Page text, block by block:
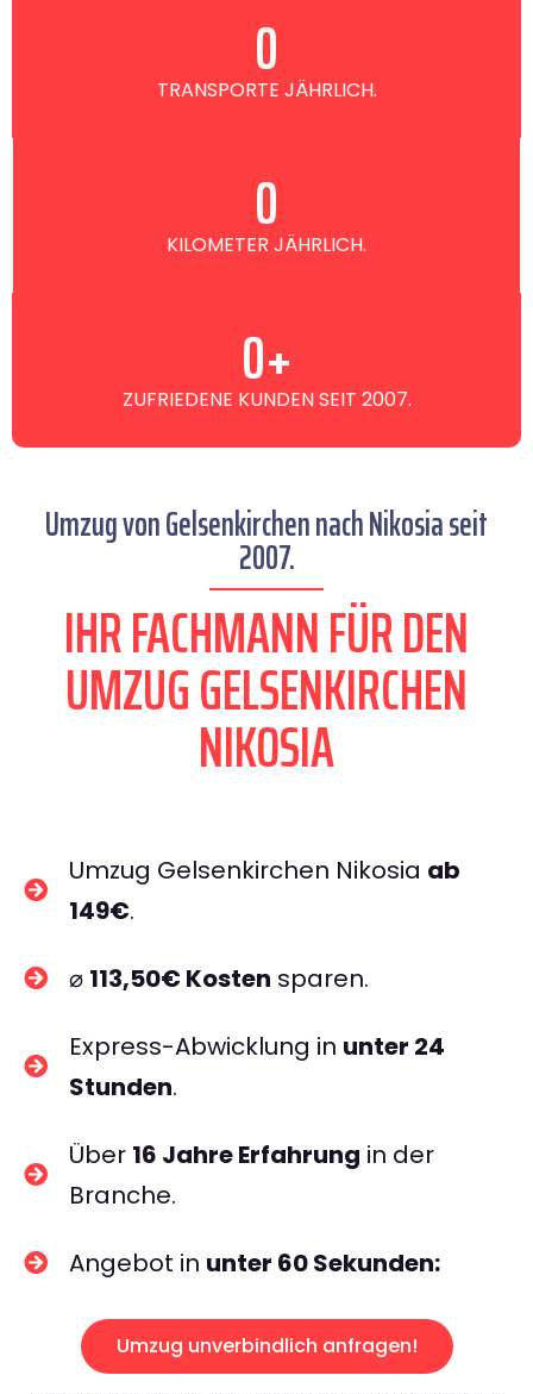
TRANSPORTE JÄHRLICH.
0
KILOMETER JÄHRLICH.
0
ZUFRIEDENE KUNDEN SEIT 2007.
0+
Umzug von Gelsenkirchen nach Nikosia seit
2007.
IHR FACHMANN FÜR DEN
UMZUG GELSENKIRCHEN
NIKOSIA
Umzug Gelsenkirchen Nikosia ab
149€.
⌀ 113,50€ Kosten sparen.
Express-Abwicklung in unter 24
Stunden.
Über 16 Jahre Erfahrung in der
Branche.
Angebot in unter 60 Sekunden:
Umzug unverbindlich anfragen!